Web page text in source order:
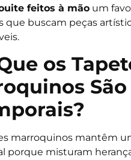
feitos à mão um
que buscam peças
os
São
marroquinos mantêm
porque misturam